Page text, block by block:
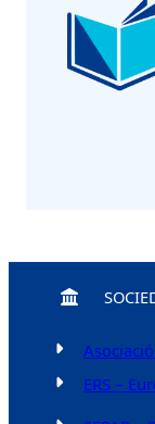
ERS –